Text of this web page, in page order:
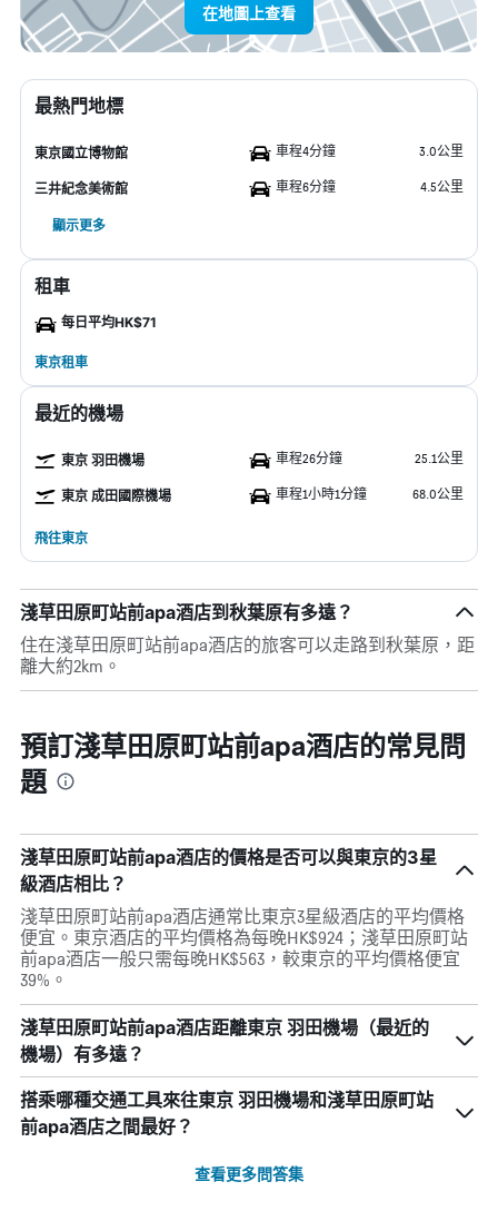
在地圖上查看
最熱門地標
東京國立博物館 車程4分鐘 3.0公里
三井紀念美術館 車程6分鐘 4.5公里
顯示更多
租車
每日平均HK$71
東京租車
最近的機場
東京 羽田機場 車程26分鐘 25.1公里
東京 成田國際機場 車程1小時1分鐘 68.0公里
飛往東京
淺草田原町站前apa酒店到秋葉原有多遠？
住在淺草田原町站前apa酒店的旅客可以走路到秋葉原，距
離大約2km。
預訂淺草田原町站前apa酒店的常見問
題
淺草田原町站前apa酒店的價格是否可以與東京的3星
級酒店相比？
淺草田原町站前apa酒店通常比東京3星級酒店的平均價格
便宜。東京酒店的平均價格為每晚HK$924；淺草田原町站
前apa酒店一般只需每晚HK$563，較東京的平均價格便宜
39%。
淺草田原町站前apa酒店距離東京 羽田機場（最近的
機場）有多遠？
搭乘哪種交通工具來往東京 羽田機場和淺草田原町站
前apa酒店之間最好？
查看更多問答集